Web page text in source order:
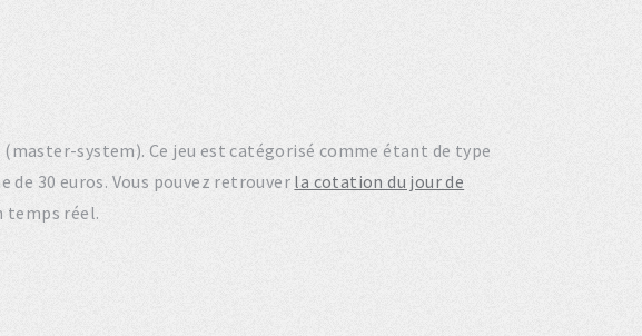
system). Ce jeu est catégorisé comme étant de type
de 30 euros. Vous pouvez retrouver la cotation du jour de
temps réel.